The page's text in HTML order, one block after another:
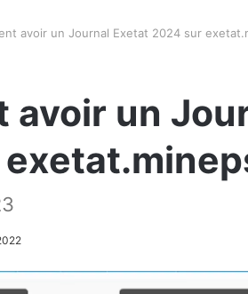
avoir un Journal Exetat 2024 sur
avoir un